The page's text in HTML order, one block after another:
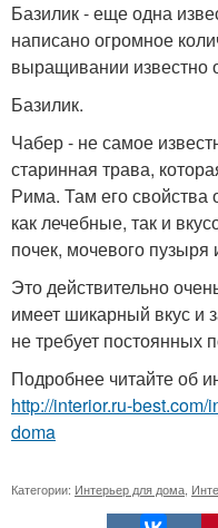
Базилик - еще одна
написано огромное
выращивании известно
Базилик.
Чабер - не самое
старинная трава,
Рима. Там его свойства
как лечебные, так и
почек, мочевого
Это действительно
имеет шикарный вкус и
не требует постоянных
Подробнее читайте об
http://interior.ru-
doma
Категории: Интерьер для дома